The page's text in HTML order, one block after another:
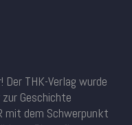
THK-Verlag wurde
Geschichte
mit dem Schwerpunkt